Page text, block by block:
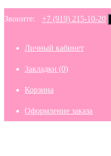
Звоните: +7 (919) 215-10-20
Личный кабинет
Закладки (0)
Корзина
Оформление заказа